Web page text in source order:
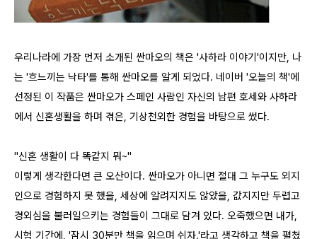
우리나라에 가장 먼저 소개된 싼마오의 책은 '사하라 이야기'이지만, 나
는 '흐느끼는 낙타'를 통해 싼마오를 알게 되었다. 네이버 '오늘의 책'에
선정된 이 작품은 싼마오가 스페인 사람인 자신의 남편 호세와 사하라
에서 신혼생활을 하며 겪은, 기상천외한 경험을 바탕으로 썼다.
"신혼 생활이 다 똑같지 뭐~"
이렇게 생각한다면 큰 오산이다. 싼마오가 아니면 절대 그 누구도 외지
인으로 경험하지 못 했을, 세상에 알려지지도 않았을, 값지지만 두렵고
경외심을 불러일으키는 경험들이 그대로 담겨 있다. 오죽했으면 내가,
시험 기간에, '잠시 30분만 책을 읽으며 쉬자.'라고 생각하고 책을 펼쳤